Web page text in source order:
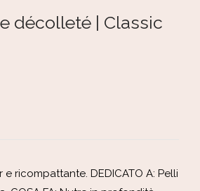
décolleté | Classic
ricompattante. DEDICATO A: Pelli